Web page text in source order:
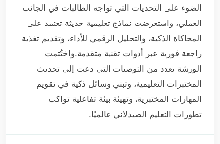
الضوء على التحديات التي تواجه الطالبات في الجانب
العملي، واستعرضت نماذج تعليمية حديثة تعتمد على
المحاكاة الذكية، والتحليل الرقمي للأداء، وتقديم تغذية
راجعة فورية عبر أدوات تقنية متقدمة.واختُتمت
الورشة بعدد من التوصيات التي دعت إلى تحديث
المختبرات التعليمية، وتبني وسائل ذكية في تقويم
المهارات المختبرية، وتهيئة بيئة تفاعلية تواكب
تطورات التعليم الصيدلاني عالميًا.